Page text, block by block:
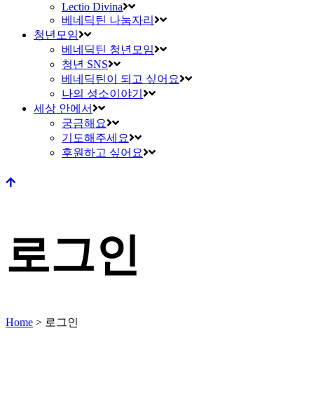
Lectio Divina
베네딕틴 나눔자리
청년모임
베네딕틴 청년모임
청년 SNS
베네딕틴이 되고 싶어요
나의 성소이야기
세상 안에서
궁금해요
기도해주세요
후원하고 싶어요
로그인
Home > 로그인